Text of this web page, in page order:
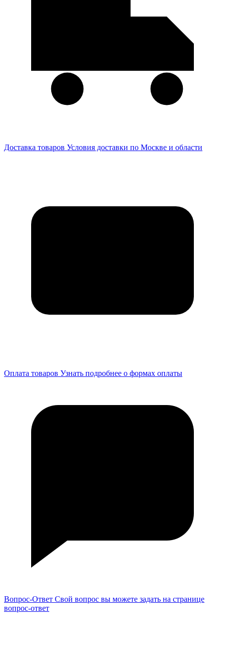
Доставка товаров Условия доставки по Москве и области
Оплата товаров Узнать подробнее о формах оплаты
Вопрос-Ответ Свой вопрос вы можете задать на странице
вопрос-ответ